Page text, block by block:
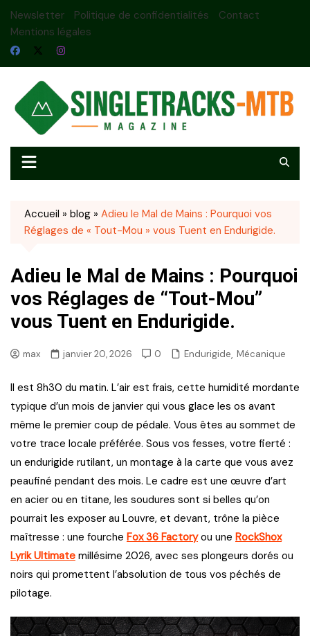
Skip
Newsletter Politique de confidentialités
Contact
Mentions légales
Accueil » blog » Adieu le Mal de Mains : Pourquoi vos
Réglages de « Tout-Mou » vous Tuent en Endurigide.
Adieu le Mal de Mains : Pourquoi
vos Réglages de “Tout-Mou”
vous Tuent en Endurigide.
max janvier 20, 2026 0 Endurigide Mécanique
Il est 8h30 du matin. L’air est frais, cette humidité mordante
typique d’un mois de janvier qui vous glace les os avant
même le premier coup de pédale. Vous êtes au sommet de
votre trace locale préférée. Sous vos fesses, votre fierté :
un endurigide rutilant, un montage à la carte que vous avez
peaufiné pendant des mois. Le cadre est une œuvre d’art
en acier ou en titane, les soudures sont si belles qu’on
pourrait les exposer au Louvre, et devant, trône la pièce
maîtresse : une fourche Fox 36 Factoryou une RockShox
Lyrik Ultimate millésime 2026, avec ses plongeurs dorés ou
noirs qui promettent l’absolution de tous vos péchés de
pilotage.